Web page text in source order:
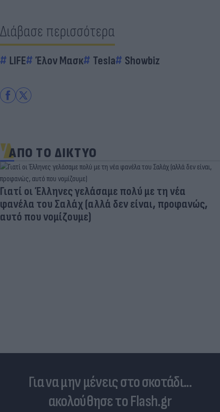
Διάβασε περισσότερα
LIFE Έλον Μασκ Tesla Showbiz
ΑΠΟ ΤΟ ΔΙΚΤΥΟ
Γιατί οι Έλληνες γελάσαμε πολύ με τη νέα
φανέλα του Σαλάχ (αλλά δεν είναι, προφανώς,
αυτό που νομίζουμε)
Για να μην μένεις στο σκοτάδι...
ακολούθησε το Flash.gr